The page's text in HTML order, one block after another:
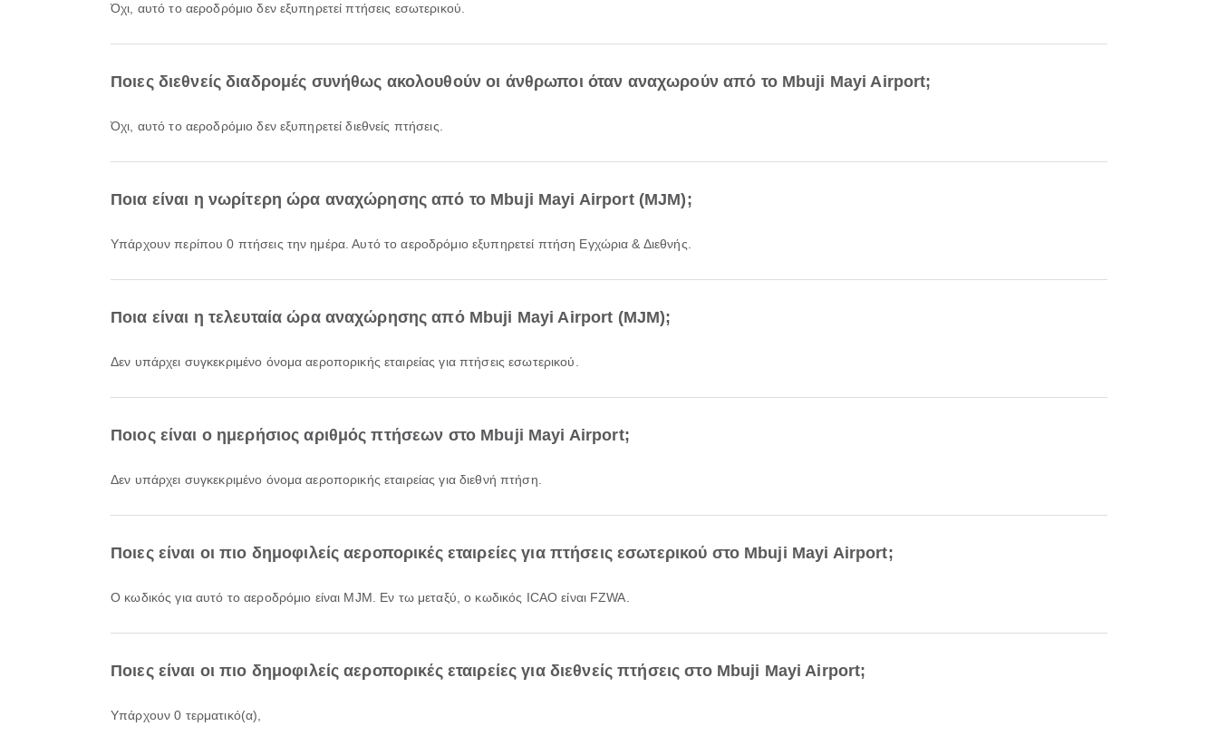
Όχι, αυτό το αεροδρόμιο δεν εξυπηρετεί πτήσεις εσωτερικού.
Ποιες διεθνείς διαδρομές συνήθως ακολουθούν οι άνθρωποι όταν αναχωρούν από το Mbuji Mayi Airport;
Όχι, αυτό το αεροδρόμιο δεν εξυπηρετεί διεθνείς πτήσεις.
Ποια είναι η νωρίτερη ώρα αναχώρησης από το Mbuji Mayi Airport (MJM);
Υπάρχουν περίπου 0 πτήσεις την ημέρα. Αυτό το αεροδρόμιο εξυπηρετεί πτήση Εγχώρια & Διεθνής.
Ποια είναι η τελευταία ώρα αναχώρησης από Mbuji Mayi Airport (MJM);
Δεν υπάρχει συγκεκριμένο όνομα αεροπορικής εταιρείας για πτήσεις εσωτερικού.
Ποιος είναι ο ημερήσιος αριθμός πτήσεων στο Mbuji Mayi Airport;
Δεν υπάρχει συγκεκριμένο όνομα αεροπορικής εταιρείας για διεθνή πτήση.
Ποιες είναι οι πιο δημοφιλείς αεροπορικές εταιρείες για πτήσεις εσωτερικού στο Mbuji Mayi Airport;
Ο κωδικός για αυτό το αεροδρόμιο είναι MJM. Εν τω μεταξύ, ο κωδικός ICAO είναι FZWA.
Ποιες είναι οι πιο δημοφιλείς αεροπορικές εταιρείες για διεθνείς πτήσεις στο Mbuji Mayi Airport;
Υπάρχουν 0 τερματικό(α),